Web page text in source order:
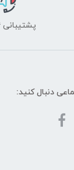
پشتیبانی ۲۴ ساعته
دنبال کنید: